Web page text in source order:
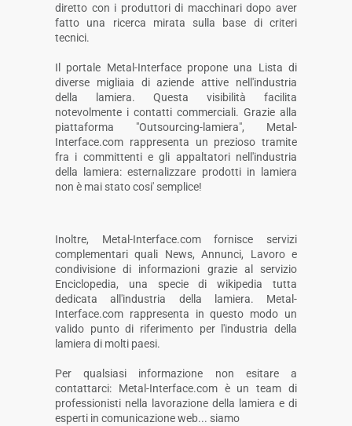
diretto con i produttori di macchinari dopo aver
fatto una ricerca mirata sulla base di criteri
tecnici.
Il portale Metal-Interface propone una Lista di
diverse migliaia di aziende attive nell'industria
della lamiera. Questa visibilità facilita
notevolmente i contatti commerciali. Grazie alla
piattaforma "Outsourcing-lamiera", Metal-
Interface.com rappresenta un prezioso tramite
fra i committenti e gli appaltatori nell'industria
della lamiera: esternalizzare prodotti in lamiera
non è mai stato cosi' semplice!
Inoltre, Metal-Interface.com fornisce servizi
complementari quali News, Annunci, Lavoro e
condivisione di informazioni grazie al servizio
Enciclopedia, una specie di wikipedia tutta
dedicata all'industria della lamiera. Metal-
Interface.com rappresenta in questo modo un
valido punto di riferimento per l'industria della
lamiera di molti paesi.
Per qualsiasi informazione non esitare a
contattarci: Metal-Interface.com è un team di
professionisti nella lavorazione della lamiera e di
esperti in comunicazione web... siamo